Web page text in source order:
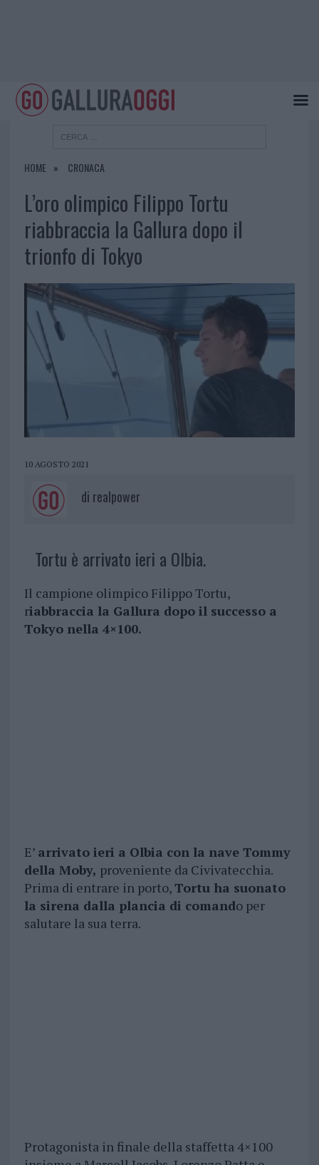
HOME CRONACA
L’oro olimpico Filippo Tortu
riabbraccia la Gallura dopo il
trionfo di Tokyo
10 AGOSTO 2021
di realpower
Tortu è arrivato ieri a Olbia.
Il campione olimpico Filippo Tortu,
riabbraccia la Gallura dopo il successo a
Tokyo nella 4×100.
E’ arrivato ieri a Olbia con la nave Tommy
della Moby, proveniente da Civivatecchia.
Prima di entrare in porto,Tortu ha suonato
la sirena dalla plancia di comando per
salutare la sua terra.
Protagonista in finale della staffetta 4×100